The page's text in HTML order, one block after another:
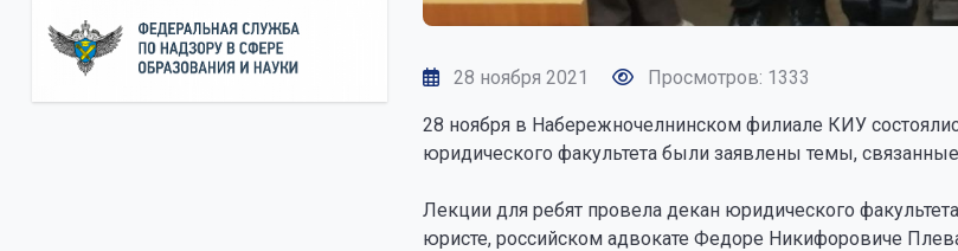
28 ноября 2021 Просмотров: 1333
28 ноября в Набережночелнинском филиале КИУ
юридического факультета были заявлены темы,
Лекции для ребят провела декан юридического
юристе, российском адвокате Федоре Никифоровиче